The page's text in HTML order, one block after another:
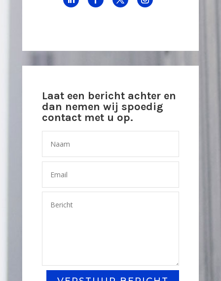
Laat een bericht achter en
dan nemen wij spoedig
contact met u op.